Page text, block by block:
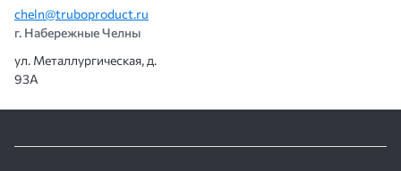
cheln@truboproduct.ru
г. Набережные Челны
ул. Металлургическая, д.
93А